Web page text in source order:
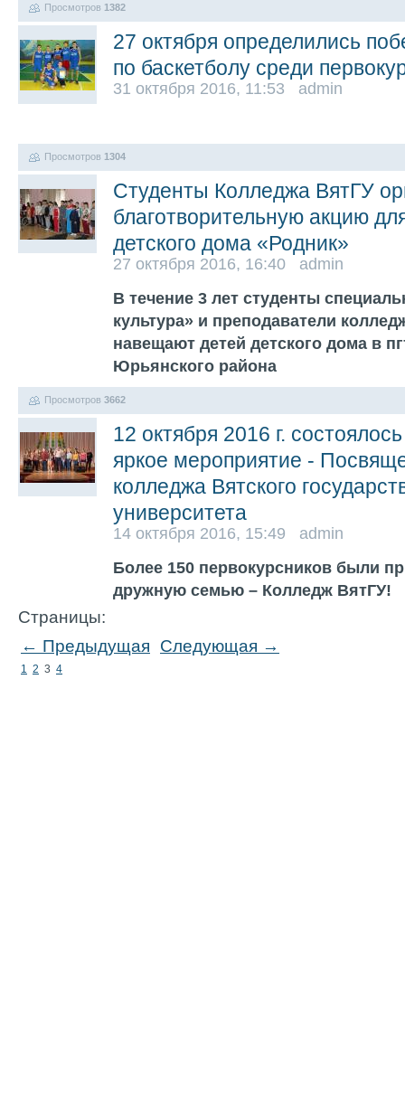
Просмотров 1382
27 октября определились
по баскетболу среди
31 октября 2016, 11:53 admin
Просмотров 1304
Студенты Колледжа ВятГУ
благотворительную акцию
детского дома «Родник»
27 октября 2016, 16:40 admin
В течение 3 лет студенты
культура» и преподаватели
навещают детей детского дома в
Юрьянского района
Просмотров 3662
12 октября 2016 г.
яркое мероприятие -
колледжа Вятского
университета
14 октября 2016, 15:49 admin
Более 150 первокурсников были
дружную семью – Колледж ВятГУ!
Страницы:
← Предыдущая Следующая →
1 2 3 4